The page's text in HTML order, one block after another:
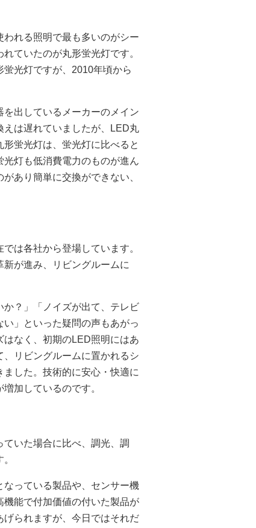
れる照明で最も多いのがシー
ていたのが丸形蛍光灯です。
光灯ですが、2010年頃から
出しているメーカーのメイン
は遅れていましたが、LED丸
蛍光灯は、蛍光灯に比べると
灯も低消費電力のものが進ん
あり簡単に交換ができない、
は各社から登場しています。
が進み、リビングルームに
？」「ノイズが出て、テレビ
」といった疑問の声もあがっ
なく、初期のLED照明にはあ
リビングルームに置かれるシ
した。技術的に安心・快適に
加しているのです。
いた場合に比べ、調光、調
っている製品や、センサー機
能で付加価値の付いた製品が
られますが、今日ではそれだ